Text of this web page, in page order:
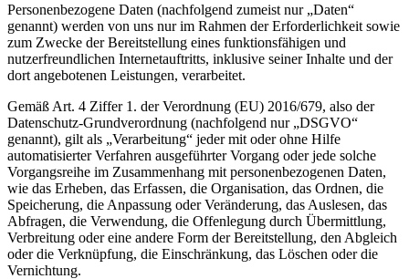
Personenbezogene Daten (nachfolgend zumeist nur „Daten“
genannt) werden von uns nur im Rahmen der Erforderlichkeit sowie
zum Zwecke der Bereitstellung eines funktionsfähigen und
nutzerfreundlichen Internetauftritts, inklusive seiner Inhalte und der
dort angebotenen Leistungen, verarbeitet.
Gemäß Art. 4 Ziffer 1. der Verordnung (EU) 2016/679, also der
Datenschutz-Grundverordnung (nachfolgend nur „DSGVO“
genannt), gilt als „Verarbeitung“ jeder mit oder ohne Hilfe
automatisierter Verfahren ausgeführter Vorgang oder jede solche
Vorgangsreihe im Zusammenhang mit personenbezogenen Daten,
wie das Erheben, das Erfassen, die Organisation, das Ordnen, die
Speicherung, die Anpassung oder Veränderung, das Auslesen, das
Abfragen, die Verwendung, die Offenlegung durch Übermittlung,
Verbreitung oder eine andere Form der Bereitstellung, den Abgleich
oder die Verknüpfung, die Einschränkung, das Löschen oder die
Vernichtung.